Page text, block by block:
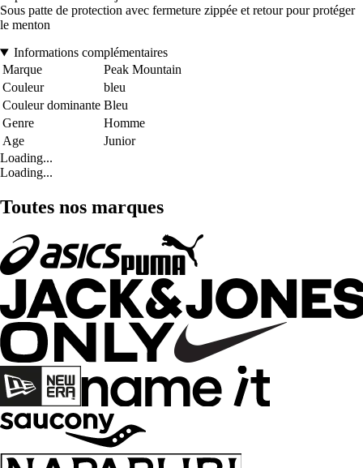
Sous patte de protection avec fermeture zippée et retour pour protéger
le menton
Informations complémentaires
Marque
Peak Mountain
Couleur
bleu
Couleur dominante Bleu
Genre
Homme
Age
Junior
Loading...
Loading...
Toutes nos marques